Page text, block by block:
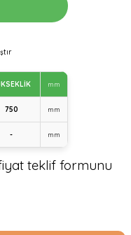
mm
750 mm
- mm
teklif formunu